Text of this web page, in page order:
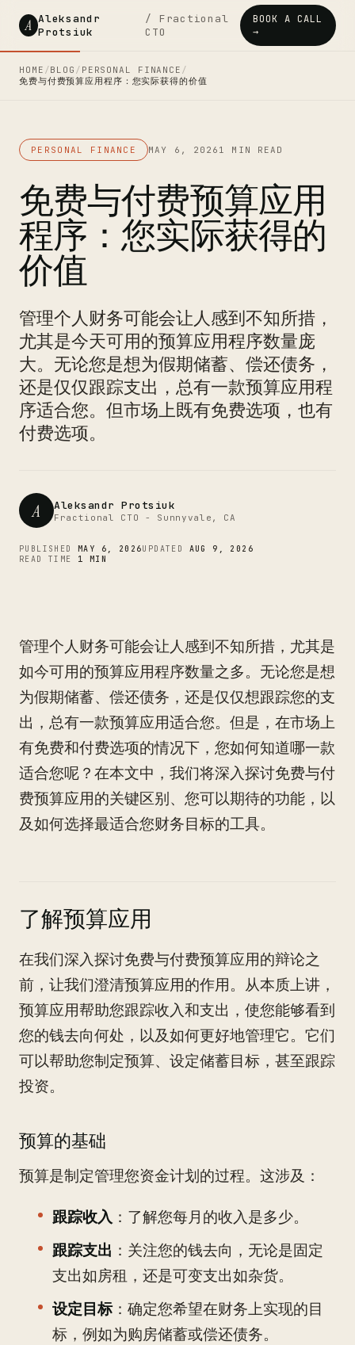
A Aleksandr
Protsiuk
/ Fractional
CTO
BOOK A CALL
→
HOME /BLOG / PERSONAL FINANCE /
免费与付费预算应用程序：您实际获得的价值
PERSONAL FINANCE MAY 6, 2026 1 MIN READ
免费与付费预算应用
程序：您实际获得的
价值
管理个人财务可能会让人感到不知所措，
尤其是今天可用的预算应用程序数量庞
大。无论您是想为假期储蓄、偿还债务，
还是仅仅跟踪支出，总有一款预算应用程
序适合您。但市场上既有免费选项，也有
付费选项。
A Aleksandr Protsiuk
Fractional CTO - Sunnyvale, CA
PUBLISHED MAY 6, 2026UPDATED AUG 9, 2026
READ TIME 1 MIN
管理个人财务可能会让人感到不知所措，尤其是
如今可用的预算应用程序数量之多。无论您是想
为假期储蓄、偿还债务，还是仅仅想跟踪您的支
出，总有一款预算应用适合您。但是，在市场上
有免费和付费选项的情况下，您如何知道哪一款
适合您呢？在本文中，我们将深入探讨免费与付
费预算应用的关键区别、您可以期待的功能，以
及如何选择最适合您财务目标的工具。
了解预算应用
在我们深入探讨免费与付费预算应用的辩论之
前，让我们澄清预算应用的作用。从本质上讲，
预算应用帮助您跟踪收入和支出，使您能够看到
您的钱去向何处，以及如何更好地管理它。它们
可以帮助您制定预算、设定储蓄目标，甚至跟踪
投资。
预算的基础
预算是制定管理您资金计划的过程。这涉及：
跟踪收入：了解您每月的收入是多少。
跟踪支出 ：关注您的钱去向，无论是固定
支出如房租，还是可变支出如杂货。
设定目标：确定您希望在财务上实现的目
标，例如为购房储蓄或偿还债务。